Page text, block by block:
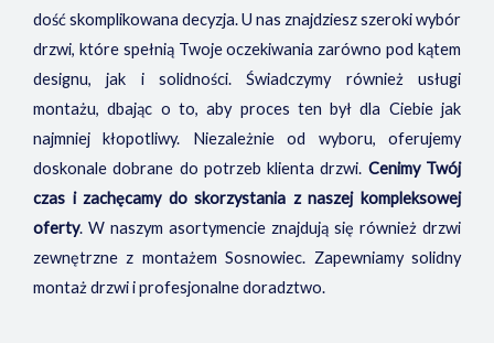
dość skomplikowana decyzja. U nas znajdziesz szeroki wybór
drzwi, które spełnią Twoje oczekiwania zarówno pod kątem
designu, jak i solidności. Świadczymy również usługi
montażu, dbając o to, aby proces ten był dla Ciebie jak
najmniej kłopotliwy. Niezależnie od wyboru, oferujemy
doskonale dobrane do potrzeb klienta drzwi. Cenimy Twój
czas i zachęcamy do skorzystania z naszej kompleksowej
oferty. W naszym asortymencie znajdują się również drzwi
zewnętrzne z montażem Sosnowiec. Zapewniamy solidny
montaż drzwi i profesjonalne doradztwo.